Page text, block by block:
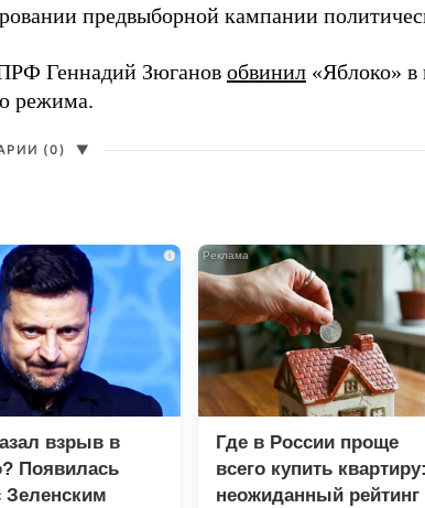
предвыборной кампании
Геннадий Зюганов обвинил «Яблоко» в
режима.
(0) ▼
i
взрыв в
Появилась
Зеленским
Где в России проще
всего купить квартиру:
неожиданный рейтинг